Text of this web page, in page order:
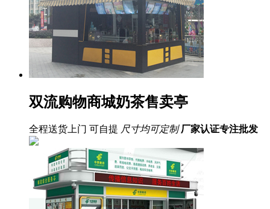
双流购物商城奶茶售卖亭
全程送货上门 可自提 尺寸均可定制 厂家认证专注批发